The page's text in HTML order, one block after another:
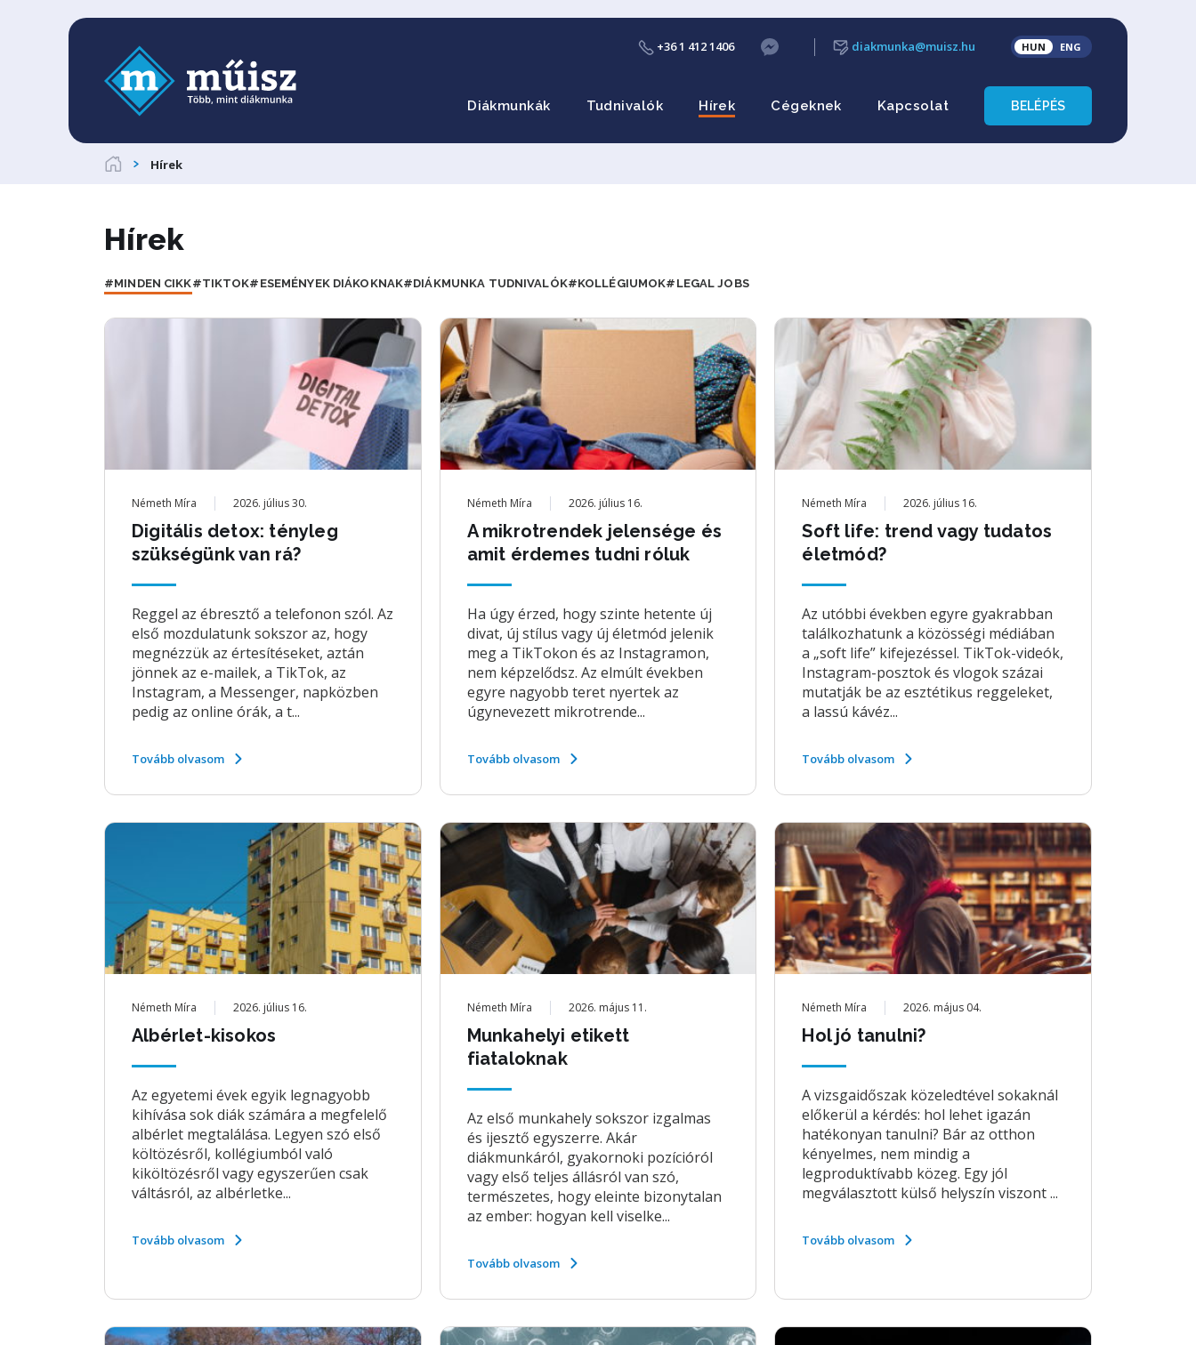
+36 1 412 1406 diakmunka@muisz.hu HUN ENG
Diákmunkák Tudnivalók Hírek Cégeknek Kapcsolat BELÉPÉS
Hírek
Hírek
#MINDEN CIKK#TIKTOK#ESEMÉNYEK DIÁKOKNAK#DIÁKMUNKA TUDNIVALÓK#KOLLÉGIUMOK#LEGAL JOBS
Németh Míra 2026. július 30.
Digitális detox: tényleg
szükségünk van rá?
Reggel az ébresztő a telefonon szól. Az
első mozdulatunk sokszor az, hogy
megnézzük az értesítéseket, aztán
jönnek az e-mailek, a TikTok, az
Instagram, a Messenger, napközben
pedig az online órák, a t...
Tovább olvasom
Németh Míra 2026. július 16.
A mikrotrendek jelensége és
amit érdemes tudni róluk
Ha úgy érzed, hogy szinte hetente új
divat, új stílus vagy új életmód jelenik
meg a TikTokon és az Instagramon,
nem képzelődsz. Az elmúlt években
egyre nagyobb teret nyertek az
úgynevezett mikrotrende...
Tovább olvasom
Németh Míra 2026. július 16.
Soft life: trend vagy tudatos
életmód?
Az utóbbi években egyre gyakrabban
találkozhatunk a közösségi médiában
a „soft life” kifejezéssel. TikTok-videók,
Instagram-posztok és vlogok százai
mutatják be az esztétikus reggeleket,
a lassú kávéz...
Tovább olvasom
Németh Míra 2026. július 16.
Albérlet-kisokos
Az egyetemi évek egyik legnagyobb
kihívása sok diák számára a megfelelő
albérlet megtalálása. Legyen szó első
költözésről, kollégiumból való
kiköltözésről vagy egyszerűen csak
váltásról, az albérletke...
Tovább olvasom
Németh Míra 2026. május 11.
Munkahelyi etikett
fiataloknak
Az első munkahely sokszor izgalmas
és ijesztő egyszerre. Akár
diákmunkáról, gyakornoki pozícióról
vagy első teljes állásról van szó,
természetes, hogy eleinte bizonytalan
az ember: hogyan kell viselke...
Tovább olvasom
Németh Míra 2026. május 04.
Hol jó tanulni?
A vizsgaidőszak közeledtével sokaknál
előkerül a kérdés: hol lehet igazán
hatékonyan tanulni? Bár az otthon
kényelmes, nem mindig a
legproduktívabb közeg. Egy jól
megválasztott külső helyszín viszont ...
Tovább olvasom